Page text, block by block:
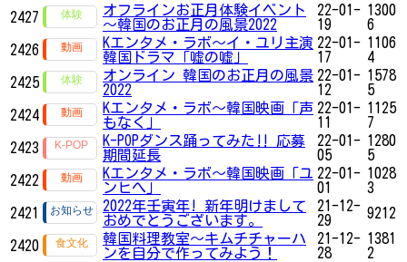
2427
オフラインお正月体験イベント
～韓国のお正月の風景2022
22-01-
19
1300
6
2426
Kエンタメ・ラボ～イ・ユリ主演
韓国ドラマ「嘘の嘘」
22-01-
17
1106
4
2425
オンライン 韓国のお正月の風景
2022
22-01-
12
1578
5
2424
Kエンタメ・ラボ～韓国映画「声
もなく」
22-01-
11
1125
7
2423
K-POPダンス踊ってみた‼ 応募
期間延長
22-01-
05
1280
5
2422
Kエンタメ・ラボ～韓国映画「ユ
ンヒへ」
22-01-
01
1028
3
2421
2022年壬寅年! 新年明けまして
おめでとうございます。
21-12-
29
9212
2420
韓国料理教室〜キムチチャーハ
ンを自分で作ってみよう！
21-12-
28
1381
2